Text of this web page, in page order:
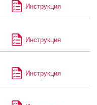
Инструкция
Инструкция
Инструкция